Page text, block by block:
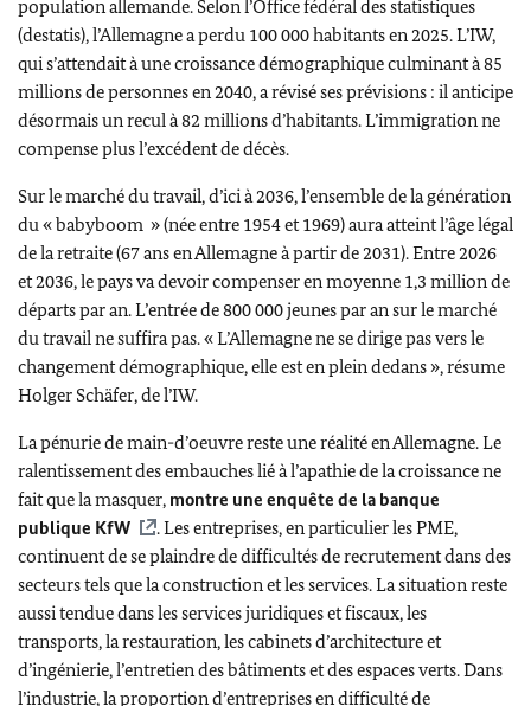
population allemande. Selon l’Office fédéral des statistiques
(destatis), l’Allemagne a perdu 100 000 habitants en 2025. L’IW,
qui s’attendait à une croissance démographique culminant à 85
millions de personnes en 2040, a révisé ses prévisions : il anticipe
désormais un recul à 82 millions d’habitants. L’immigration ne
compense plus l’excédent de décès.
Sur le marché du travail, d’ici à 2036, l’ensemble de la génération
du «babyboom » (née entre 1954 et 1969) aura atteint l’âge légal
de la retraite (67 ans en Allemagne à partir de 2031). Entre 2026
et 2036, le pays va devoir compenser en moyenne 1,3 million de
départs par an. L’entrée de 800 000 jeunes par an sur le marché
du travail ne suffira pas. « L’Allemagne ne se dirige pas vers le
changement démographique, elle est en plein dedans », résume
Holger Schäfer, de l’IW.
La pénurie de main-d’oeuvre reste une réalité en Allemagne. Le
ralentissement des embauches lié à l’apathie de la croissance ne
fait que la masquer, montre une enquête de la banque
publique KfW
. Les entreprises, en particulier les PME,
continuent de se plaindre de difficultés de recrutement dans des
secteurs tels que la construction et les services. La situation reste
aussi tendue dans les services juridiques et fiscaux, les
transports, la restauration, les cabinets d’architecture et
d’ingénierie, l’entretien des bâtiments et des espaces verts. Dans
l’industrie, la proportion d’entreprises en difficulté de